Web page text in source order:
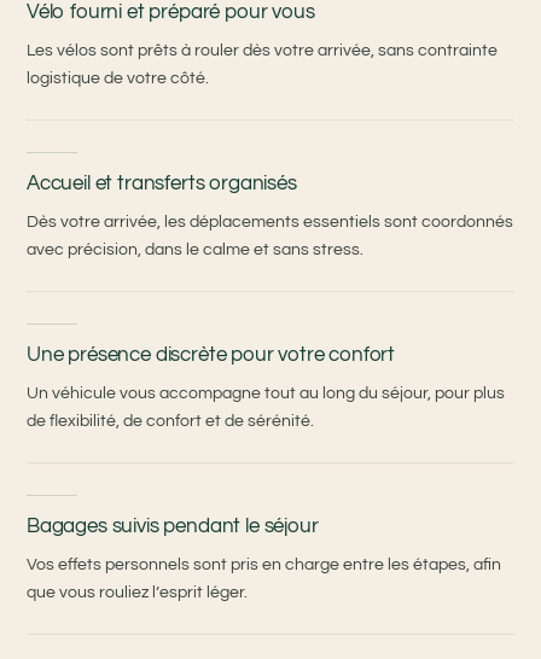
Vélo fourni et préparé pour vous
Les vélos sont prêts à rouler dès votre arrivée, sans contrainte
logistique de votre côté.
Accueil et transferts organisés
Dès votre arrivée, les déplacements essentiels sont coordonnés
avec précision, dans le calme et sans stress.
Une présence discrète pour votre confort
Un véhicule vous accompagne tout au long du séjour, pour plus
de flexibilité, de confort et de sérénité.
Bagages suivis pendant le séjour
Vos effets personnels sont pris en charge entre les étapes, afin
que vous rouliez l’esprit léger.